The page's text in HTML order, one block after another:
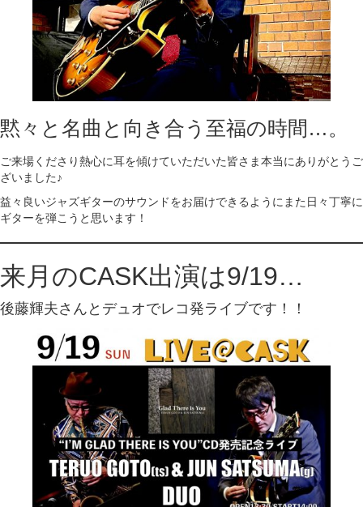
黙々と名曲と向き合う至福の時間…。
ご来場くださり熱心に耳を傾けていただいた皆さま本当にありがとうご
ざいました♪
益々良いジャズギターのサウンドをお届けできるようにまた日々丁寧に
ギターを弾こうと思います！
来月のCASK出演は9/19…
後藤輝夫さんとデュオでレコ発ライブです！！